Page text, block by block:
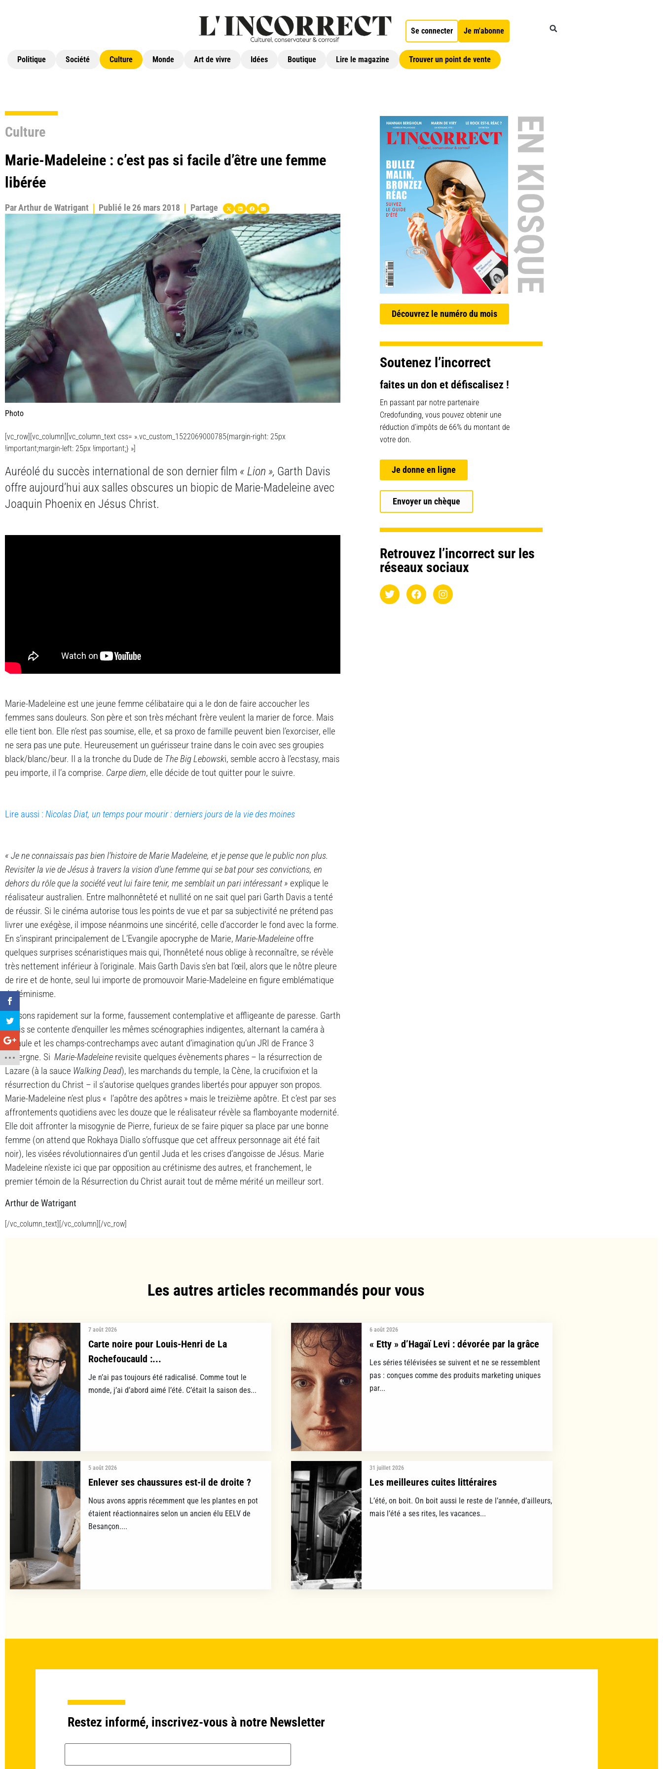
Se connecter Je m'abonne
Politique Société Culture Monde Art de vivre Idées Boutique Lire le magazine Trouver un point de vente
Culture
Marie-Madeleine : c’est pas si facile d’être une femme
libérée
ParArthur de Watrigant Publié le 26 mars 2018 Partage
Photo
[vc_row][vc_column][vc_column_text css= ».vc_custom_1522069000785{margin-right: 25px
!important;margin-left: 25px !important;} »]
Auréolé du succès international de son dernier film « Lion », Garth Davis
offre aujourd’hui aux salles obscures un biopic de Marie-Madeleine avec
Joaquin Phoenix en Jésus Christ.
Marie-Madeleine est une jeune femme célibataire qui a le don de faire accoucher les
femmes sans douleurs. Son père et son très méchant frère veulent la marier de force. Mais
elle tient bon. Elle n’est pas soumise, elle, et sa proxo de famille peuvent bien l’exorciser, elle
ne sera pas une pute. Heureusement un guérisseur traine dans le coin avec ses groupies
black/blanc/beur. Il a la tronche du Dude de The Big Lebowski, semble accro à l’ecstasy, mais
peu importe, il l’a comprise. Carpe diem, elle décide de tout quitter pour le suivre.
Lire aussi : Nicolas Diat, un temps pour mourir : derniers jours de la vie des moines
« Je ne connaissais pas bien l’histoire de Marie Madeleine, et je pense que le public non plus.
Revisiter la vie de Jésus à travers la vision d’une femme qui se bat pour ses convictions, en
dehors du rôle que la société veut lui faire tenir, me semblait un pari intéressant » explique le
réalisateur australien. Entre malhonnêteté et nullité on ne sait quel pari Garth Davis a tenté
de réussir. Si le cinéma autorise tous les points de vue et par sa subjectivité ne prétend pas
livrer une exégèse, il impose néanmoins une sincérité, celle d’accorder le fond avec la forme.
En s’inspirant principalement de L’Evangile apocryphe de Marie, Marie-Madeleine offre
quelques surprises scénaristiques mais qui, l’honnêteté nous oblige à reconnaître, se révèle
très nettement inférieur à l’originale. Mais Garth Davis s’en bat l’œil, alors que le nôtre pleure
de rire et de honte, seul lui importe de promouvoir Marie-Madeleine en figure emblématique
du féminisme.
Passons rapidement sur la forme, faussement contemplative et affligeante de paresse. Garth
Davis se contente d’enquiller les mêmes scénographies indigentes, alternant la caméra à
l’épaule et les champs-contrechamps avec autant d’imagination qu’un JRI de France 3
Auvergne. Si Marie-Madeleine revisite quelques évènements phares – la résurrection de
Lazare (à la sauce Walking Dead), les marchands du temple, la Cène, la crucifixion et la
résurrection du Christ – il s’autorise quelques grandes libertés pour appuyer son propos.
Marie-Madeleine n’est plus « l’apôtre des apôtres » mais le treizième apôtre. Et c’est par ses
affrontements quotidiens avec les douze que le réalisateur révèle sa flamboyante modernité.
Elle doit affronter la misogynie de Pierre, furieux de se faire piquer sa place par une bonne
femme (on attend que Rokhaya Diallo s’offusque que cet affreux personnage ait été fait
noir), les visées révolutionnaires d’un gentil Juda et les crises d’angoisse de Jésus. Marie
Madeleine n’existe ici que par opposition au crétinisme des autres, et franchement, le
premier témoin de la Résurrection du Christ aurait tout de même mérité un meilleur sort.
Arthur de Watrigant
[/vc_column_text][/vc_column][/vc_row]
EN KIOSQUE
Découvrez le numéro du mois
Soutenez l’incorrect
faites un don et défiscalisez !
En passant par notre partenaire
Credofunding, vous pouvez obtenir une
réduction d’impôts de 66% du montant de
votre don.
Je donne en ligne
Envoyer un chèque
Retrouvez l’incorrect sur les
réseaux sociaux
Les autres articles recommandés pour vous​
7 août 2026
Carte noire pour Louis-Henri de La
Rochefoucauld :...
Je n’ai pas toujours été radicalisé. Comme tout le
monde, j’ai d’abord aimé l’été. C’était la saison des...
6 août 2026
« Etty » d’Hagaï Levi : dévorée par la grâce
Les séries télévisées se suivent et ne se ressemblent
pas : conçues comme des produits marketing uniques
par...
5 août 2026
Enlever ses chaussures est-il de droite ?
Nous avons appris récemment que les plantes en pot
étaient réactionnaires selon un ancien élu EELV de
Besançon....
31 juillet 2026
Les meilleures cuites littéraires
L’été, on boit. On boit aussi le reste de l’année, d’ailleurs,
mais l’été a ses rites, les vacances...
Restez informé, inscrivez-vous à notre Newsletter